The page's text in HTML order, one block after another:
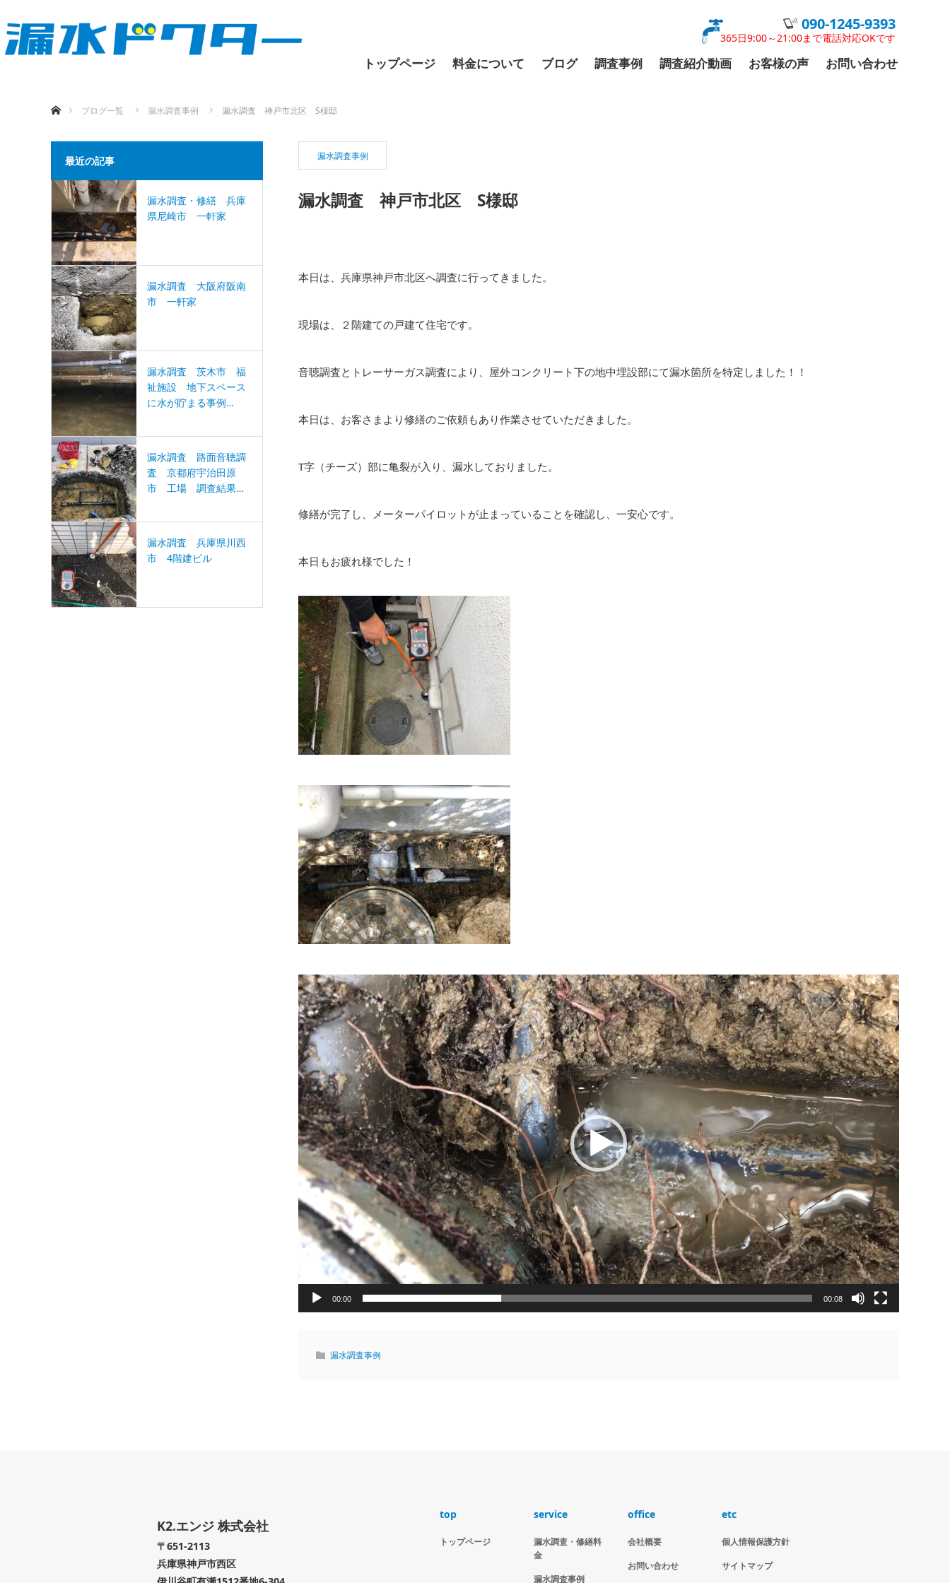
090-1245-9393
365日9:00～21:00まで電話対応OKです
トップページ 料金について ブログ 調査事例 調査紹介動画 お客様の声 お問い合わせ
ブログ一覧
漏水調査事例 漏水調査 神戸市北区 S様邸
漏水調査事例
漏水調査 神戸市北区 S様邸
本日は、兵庫県神戸市北区へ調査に行ってきました。
現場は、２階建ての戸建て住宅です。
音聴調査とトレーサーガス調査により、屋外コンクリート下の地中埋設部にて漏水箇所を特定しました！！
本日は、お客さまより修繕のご依頼もあり作業させていただきました。
T字（チーズ）部に亀裂が入り、漏水しておりました。
修繕が完了し、メーターパイロットが止まっていることを確認し、一安心です。
本日もお疲れ様でした！
動
画
プ
レ
ー
ヤ
ー
00:00 00:08
漏水調査事例
最近の記事
漏水調査・修繕 兵庫
県尼崎市 一軒家
漏水調査 大阪府阪南
市 一軒家
漏水調査 茨木市 福
祉施設 地下スペース
に水が貯まる事例…
漏水調査 路面音聴調
査 京都府宇治田原
市 工場 調査結果…
漏水調査 兵庫県川西
市 4階建ビル
top
トップページ
service
漏水調査・修繕料
金
漏水調査事例
office
会社概要
お問い合わせ
etc
個人情報保護方針
サイトマップ
K2.エンジ 株式会社
〒651-2113
兵庫県神戸市西区